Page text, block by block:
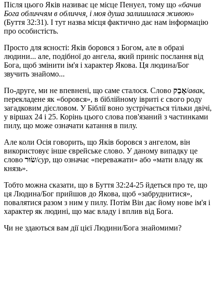
Після цього Яків називає це місце Пенуел, тому що «бачив
Бога обличчям в обличчя, і моя душа залишилася живою»
(Буття 32:31). І тут назва місця фактично дає нам інформацію
про особистість.
Просто для ясності: Яків боровся з Богом, але в образі
людини... але, подібної до ангела, який приніс послання від
Бога, щоб змінити ім'я і характер Якова. Ця людина/Бог
звучить знайомо...
По-друге, ми не впевнені, що саме сталося. Слово אָבַק/авак,
перекладене як «боровся», в біблійному івриті є свого роду
загадковим дієсловом. У Біблії воно зустрічається тільки двічі,
у віршах 24 і 25. Корінь цього слова пов'язаний з частинками
пилу, що може означати катання в пилу.
Але коли Осія говорить, що Яків боровся з ангелом, він
використовує інше єврейське слово. У даному випадку це
слово שׂוּר/сур, що означає «переважати» або «мати владу як
князь».
Тобто можна сказати, що в Буття 32:24-25 йдеться про те, що
ця Людина/Бог прийшов до Якова, щоб «забруднитися»,
повалятися разом з ним у пилу. Потім Він дає йому нове ім'я і
характер як людині, що має владу і вплив від Бога.
Чи не здаються вам дії цієї Людини/Бога знайомими?